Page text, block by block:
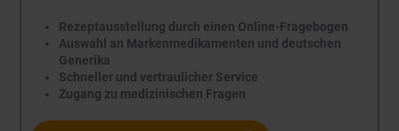
Rezeptausstellung durch einen Online-Fragebogen
Auswahl an Markenmedikamenten und deutschen
Generika
Schneller und vertraulicher Service
Zugang zu medizinischen Fragen